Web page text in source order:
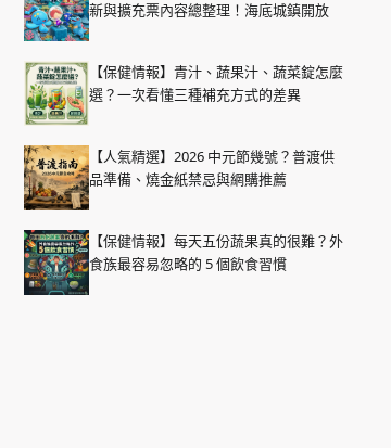
新與擴充票內容總整理！海底城鎮開放
【保健情報】青汁、蔬果汁、蔬菜錠怎麼
選？一次看懂三種補充方式的差異
【人氣精選】2026 中元節幾號？普渡供
品準備、燒金紙禁忌與網購推薦
【保健情報】每天五份蔬果真的很難？外
食族最容易忽略的 5 個飲食習慣